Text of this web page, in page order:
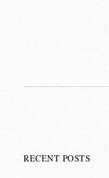
RECENT POSTS